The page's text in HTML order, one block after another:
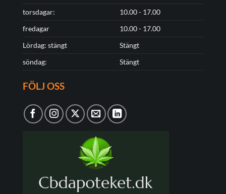
torsdagar:
10.00 - 17.00
fredagar
10.00 - 17.00
Lördag: stängt
Stängt
söndag:
Stängt
FÖLJ OSS